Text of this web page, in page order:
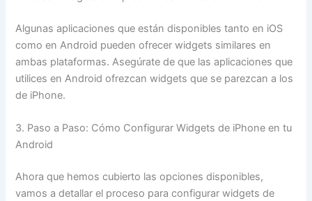
Algunas aplicaciones que están disponibles tanto en iOS
como en Android pueden ofrecer widgets similares en
ambas plataformas. Asegúrate de que las aplicaciones que
utilices en Android ofrezcan widgets que se parezcan a los
de iPhone.
3. Paso a Paso: Cómo Configurar Widgets de iPhone en tu
Android
Ahora que hemos cubierto las opciones disponibles,
vamos a detallar el proceso para configurar widgets de